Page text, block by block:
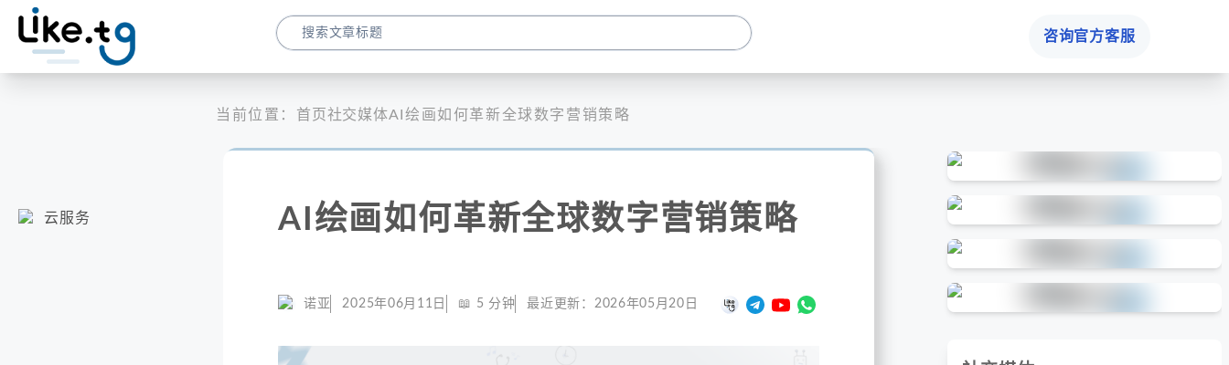
咨询官方客服
云服务
当前位置： 首页社交媒体AI绘画如何革新全球数字营销策略
AI绘画如何革新全球数字营销策略
诺亚 2025年06月11日 📖 5 分钟 最近更新： 2026年05月20日